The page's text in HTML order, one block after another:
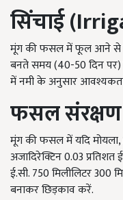
सिंचाई
मूंग की फसल में फूल आने से
बनते समय (40-50 दिन पर)
में नमी के अनुसार आवश्यकता
फसल
मूंग की फसल में यदि मोयला,
अजादिरेक्टिन 0.03 प्रतिशत
ई.सी. 750 मिलीलिटर 300
बनाकर छिड़काव करें.